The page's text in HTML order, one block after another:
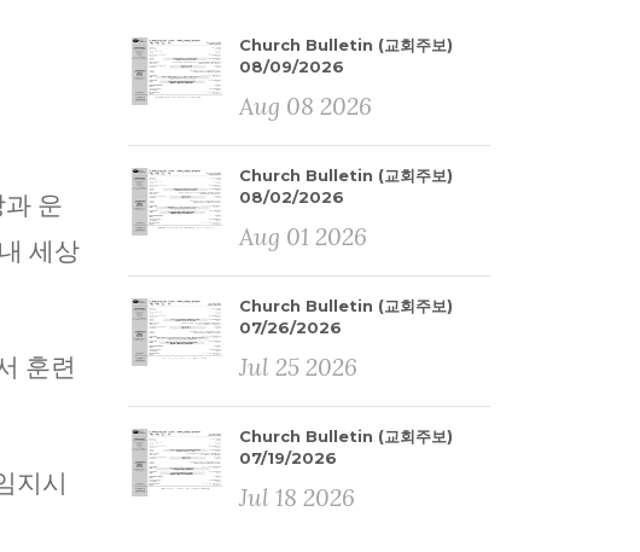
운
세상
훈련
지시
Church Bulletin (교회주보)
08/09/2026
Aug 08 2026
Church Bulletin (교회주보)
08/02/2026
Aug 01 2026
Church Bulletin (교회주보)
07/26/2026
Jul 25 2026
Church Bulletin (교회주보)
07/19/2026
Jul 18 2026